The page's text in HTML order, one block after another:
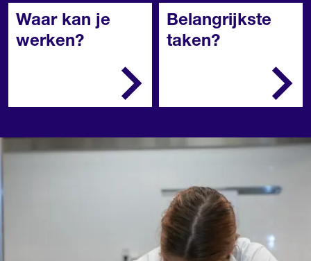
Waar kan je
werken?
Een fastfoodrestaurant,
bedrijfskantine, cafetaria,
ijssalon, tearoom of
Belangrijkste
taken?
Je start de apparaten
werkruimte voor
Je helpt mee met het
Je verkoopt producten
en bedient de kassa
Je houdt de
werkruimte en de
counters schoon.